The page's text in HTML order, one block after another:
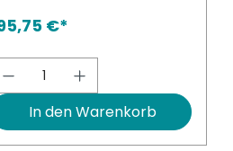
€*
Anzahl: Gib
In den Warenkorb